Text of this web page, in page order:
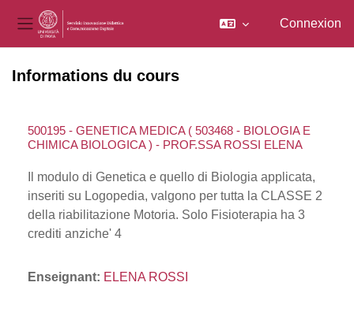
Panneau latéral
Connexion
Informations du cours
500195 - GENETICA MEDICA ( 503468 - BIOLOGIA E
CHIMICA BIOLOGICA ) - PROF.SSA ROSSI ELENA
Il modulo di Genetica e quello di Biologia applicata,
inseriti su Logopedia, valgono per tutta la CLASSE 2
della riabilitazione Motoria. Solo Fisioterapia ha 3
crediti anziche' 4
Enseignant: ELENA ROSSI